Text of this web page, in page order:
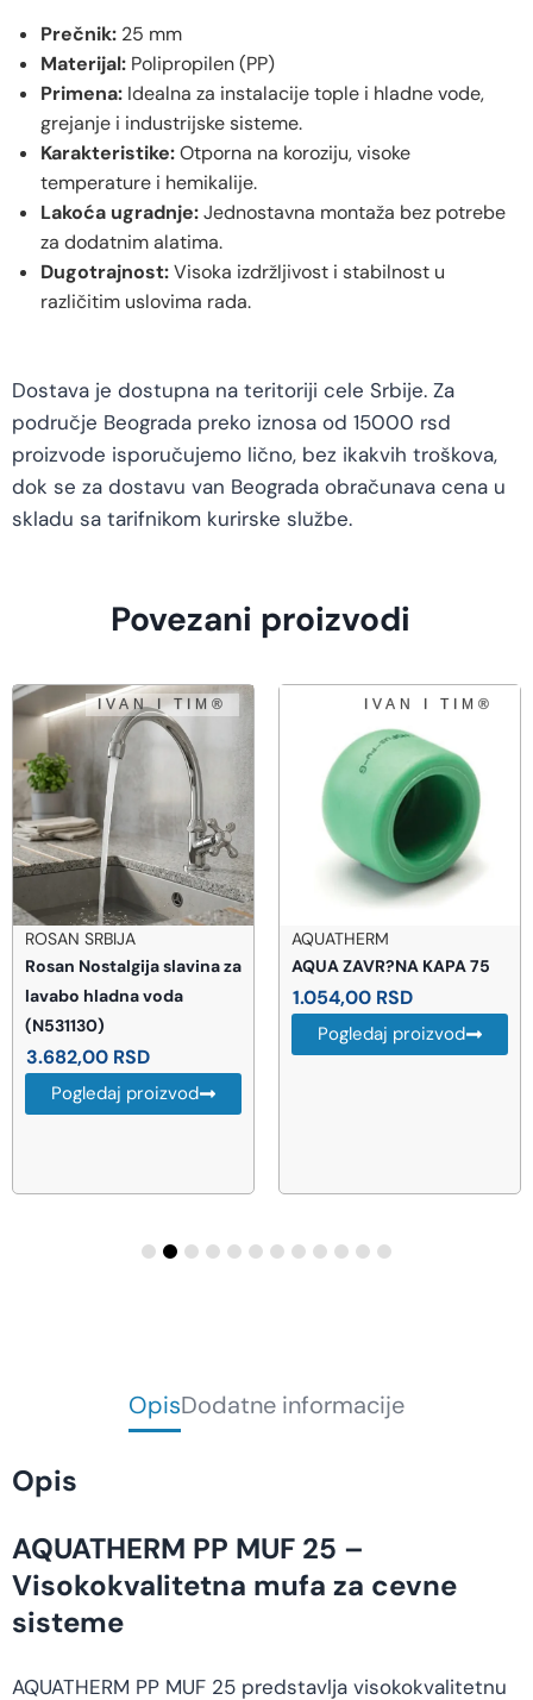
Prečnik: 25 mm
Materijal: Polipropilen (PP)
Primena: Idealna za instalacije tople i hladne vode,
grejanje i industrijske sisteme.
Karakteristike:Otporna na koroziju, visoke
temperature i hemikalije.
Lakoća ugradnje:Jednostavna montaža bez potrebe
za dodatnim alatima.
Dugotrajnost:Visoka izdržljivost i stabilnost u
različitim uslovima rada.
Dostava je dostupna na teritoriji cele Srbije. Za
područje Beograda preko iznosa od 15000 rsd
proizvode isporučujemo lično, bez ikakvih troškova,
dok se za dostavu van Beograda obračunava cena u
skladu sa tarifnikom kurirske službe.
Povezani proizvodi
ROSAN SRBIJA
Rosan Nostalgija slavina za
lavabo hladna voda
(N531130)
3.682,00 RSD
Pogledaj proizvod
AQUATHERM
AQUA ZAVR?NA KAPA 75
1.054,00 RSD
Pogledaj proizvod
OpisDodatne informacije
Opis
AQUATHERM PP MUF 25 –
Visokokvalitetna mufa za cevne
sisteme
AQUATHERM PP MUF 25 predstavlja visokokvalitetnu